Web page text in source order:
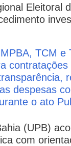
Eleitoral
TCM
despesas
o ato
(UPB)
com